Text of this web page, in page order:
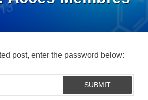
post, enter the password below: